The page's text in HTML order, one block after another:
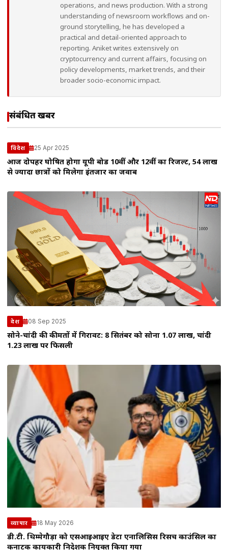
operations, and news production. With a strong
understanding of newsroom workflows and on-
ground storytelling, he has developed a
practical and detail-oriented approach to
reporting. Aniket writes extensively on
cryptocurrency and current affairs, focusing on
policy developments, market trends, and their
broader socio-economic impact.
संबंधित खबरें
विदेश 25 Apr 2025
आज दोपहर घोषित होगा यूपी बोर्ड 10वीं और 12वीं का रिजल्ट, 54 लाख
से ज्यादा छात्रों को मिलेगा इंतजार का जवाब
देश 08 Sep 2025
सोने-चांदी की कीमतों में गिरावट: 8 सितंबर को सोना ₹1.07 लाख, चांदी
₹1.23 लाख पर फिसली
व्यापार 18 May 2026
डी.टी. थिम्मेगौड़ा को एसआईआईए डेटा एनालिसिस रिसर्च काउंसिल का
कर्नाटक कार्यकारी निदेशक नियुक्त किया गया